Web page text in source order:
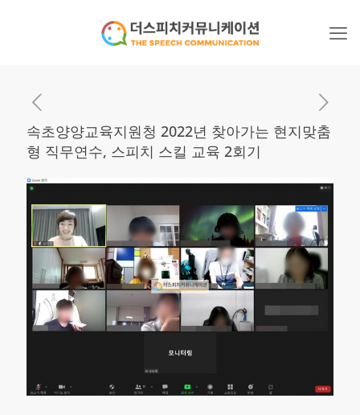
속초양양교육지원청 2022년 찾아가는 현지맞춤
형 직무연수, 스피치 스킬 교육 2회기